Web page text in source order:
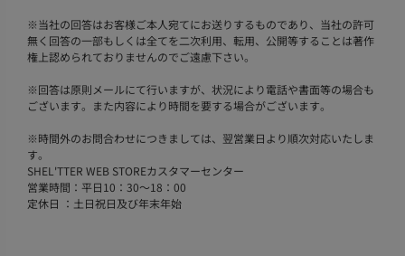
※当社の回答はお客様ご本人宛てにお送りするものであり、当社の許可
無く回答の一部もしくは全てを二次利用、転用、公開等することは著作
権上認められておりませんのでご遠慮下さい。
※回答は原則メールにて行いますが、状況により電話や書面等の場合も
ございます。また内容により時間を要する場合がございます。
※時間外のお問合わせにつきましては、翌営業日より順次対応いたしま
す。
SHEL'TTER WEB STOREカスタマーセンター
営業時間：平日10：30～18：00
定休日 ：土日祝日及び年末年始